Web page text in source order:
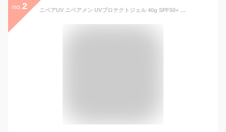
no. 2 ニベアUV ニベアメン UVプロテクトジェル 40g SPF50+ PA++++ メンズ 日焼け止め 男性 UVケア (旧) UVプロテクター アクティブエイジ メンズケア エイジング 花王